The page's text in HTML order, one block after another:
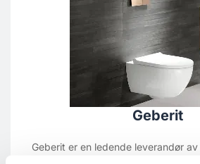
Geberit
Geberit er en ledende leverandør